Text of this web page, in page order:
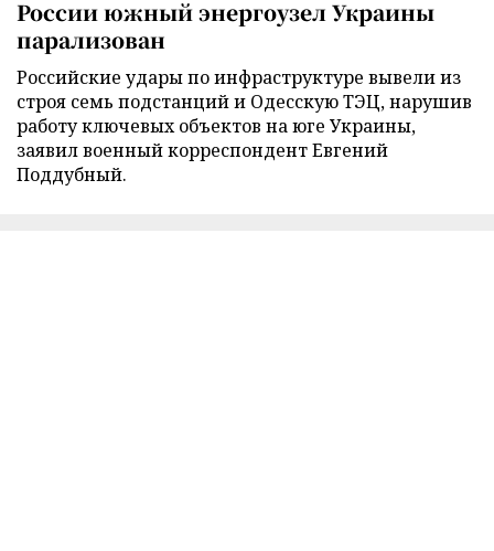
России южный энергоузел Украины
парализован
Российские удары по инфраструктуре вывели из
строя семь подстанций и Одесскую ТЭЦ, нарушив
работу ключевых объектов на юге Украины,
заявил военный корреспондент Евгений
Поддубный.